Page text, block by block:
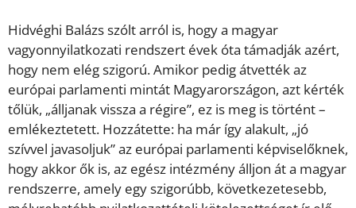
Hidvéghi Balázs szólt arról is, hogy a magyar
vagyonnyilatkozati rendszert évek óta támadják azért,
hogy nem elég szigorú. Amikor pedig átvették az
európai parlamenti mintát Magyarországon, azt kérték
tőlük, „álljanak vissza a régire”, ez is meg is történt –
emlékeztetett. Hozzátette: ha már így alakult, „jó
szívvel javasoljuk” az európai parlamenti képviselőknek,
hogy akkor ők is, az egész intézmény álljon át a magyar
rendszerre, amely egy szigorúbb, következetesebb,